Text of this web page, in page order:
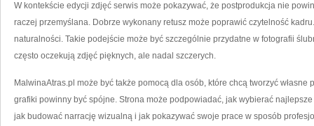
W kontekście edycji zdjęć serwis może pokazywać, że postprodukcja nie
raczej przemyślana. Dobrze wykonany retusz może poprawić czytelność
naturalności. Takie podejście może być szczególnie przydatne w fotografii
często oczekują zdjęć pięknych, ale nadal szczerych.
MalwinaAtras.pl może być także pomocą dla osób, które chcą tworzyć
grafiki powinny być spójne. Strona może podpowiadać, jak wybierać
jak budować narrację wizualną i jak pokazywać swoje prace w sposób